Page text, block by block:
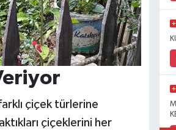
çiçek türlerine
çiçeklerini her